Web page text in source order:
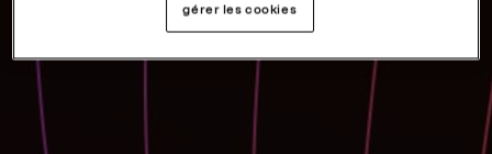
gérer les cookies